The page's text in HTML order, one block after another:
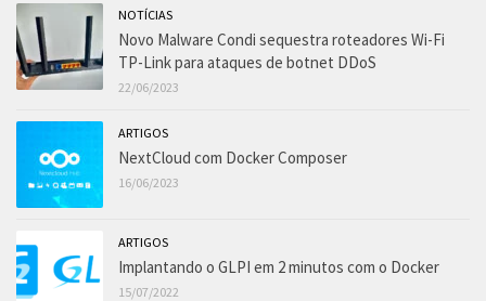
NOTÍCIAS
Novo Malware Condi sequestra roteadores Wi-Fi
TP-Link para ataques de botnet DDoS
22/06/2023
ARTIGOS
NextCloud com Docker Composer
16/06/2023
ARTIGOS
Implantando o GLPI em 2 minutos com o Docker
15/07/2022